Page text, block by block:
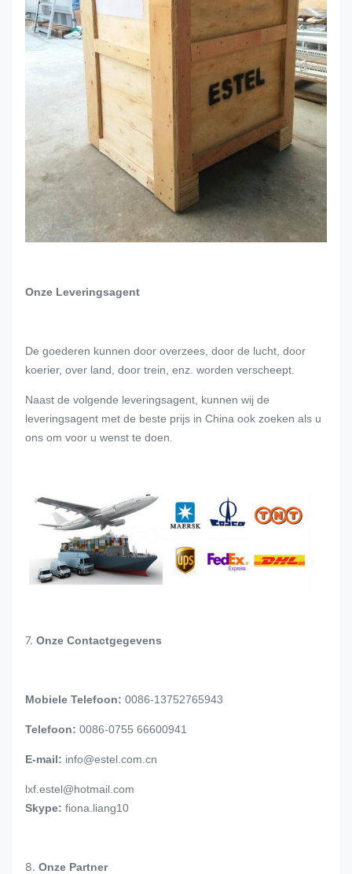
Onze Leveringsagent
De goederen kunnen door overzees, door de lucht, door
koerier, over land, door trein, enz. worden verscheept.
Naast de volgende leveringsagent, kunnen wij de
leveringsagent met de beste prijs in China ook zoeken als u
ons om voor u wenst te doen.
7. Onze Contactgegevens
Mobiele Telefoon: 0086-13752765943
Telefoon: 0086-0755 66600941
E-mail: info@estel.com.cn
lxf.estel@hotmail.com
Skype: fiona.liang10
8. Onze Partner